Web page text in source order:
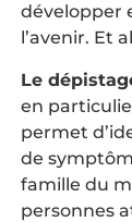
développer
l’avenir. Et
Le
en
permet
de
famille du
personnes